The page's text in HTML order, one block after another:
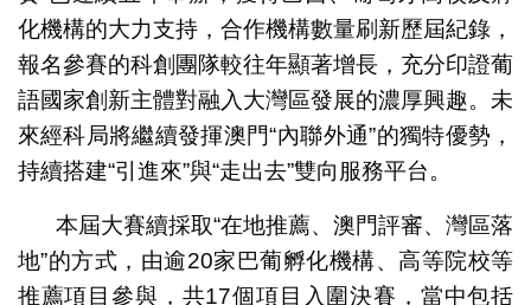
化機構的大力支持，合作機構數量刷新歷屆紀錄，
報名參賽的科創團隊較往年顯著增長，充分印證葡
語國家創新主體對融入大灣區發展的濃厚興趣。未
來經科局將繼續發揮澳門“內聯外通”的獨特優勢，
持續搭建“引進來”與“走出去”雙向服務平台。
本屆大賽續採取“在地推薦、澳門評審、灣區落
地”的方式，由逾20家巴葡孵化機構、高等院校等
推薦項目參與，共17個項目入圍決賽，當中包括